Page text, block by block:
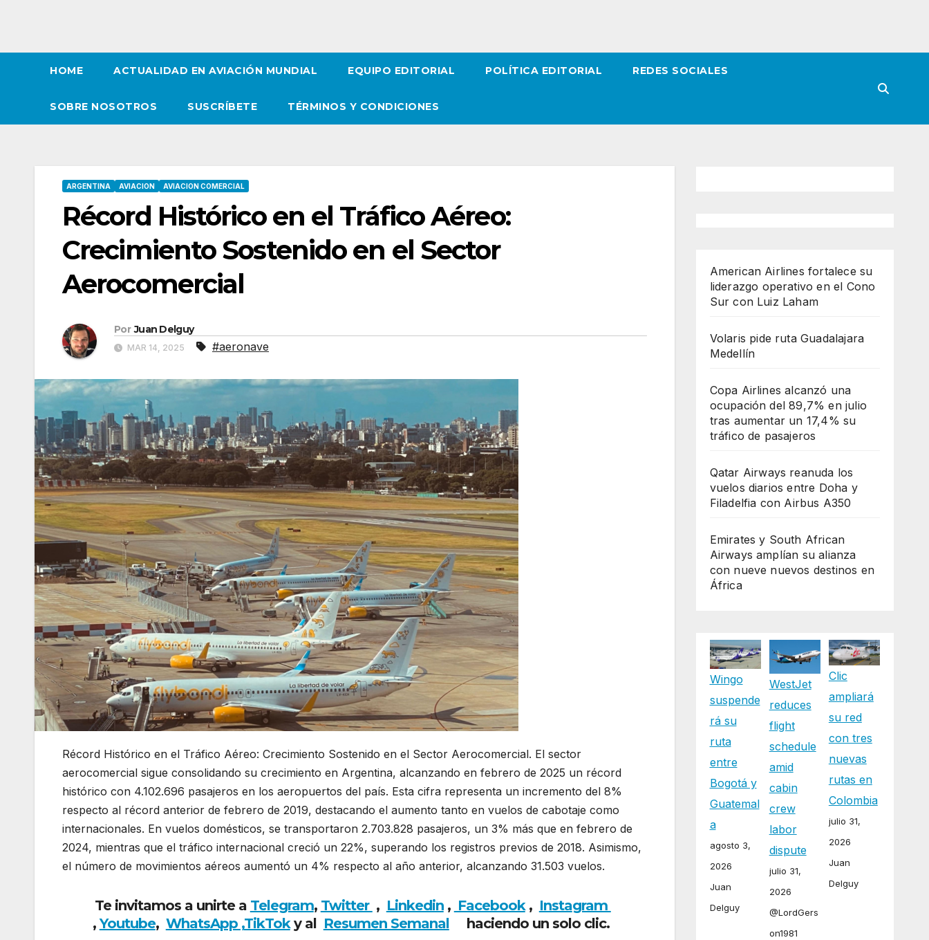
HOME ACTUALIDAD EN AVIACIÓN MUNDIAL EQUIPO EDITORIAL POLÍTICA EDITORIAL REDES SOCIALES
SOBRE NOSOTROS SUSCRÍBETE TÉRMINOS Y CONDICIONES
ARGENTINA AVIACION AVIACION COMERCIAL
Récord Histórico en el Tráfico Aéreo:
Crecimiento Sostenido en el Sector
Aerocomercial
Por Juan Delguy
MAR 14, 2025 #aeronave
Récord Histórico en el Tráfico Aéreo: Crecimiento Sostenido en el Sector Aerocomercial. El sector
aerocomercial sigue consolidando su crecimiento en Argentina, alcanzando en febrero de 2025 un récord
histórico con 4.102.696 pasajeros en los aeropuertos del país. Esta cifra representa un incremento del 8%
respecto al récord anterior de febrero de 2019, destacando el aumento tanto en vuelos de cabotaje como
internacionales. En vuelos domésticos, se transportaron 2.703.828 pasajeros, un 3% más que en febrero de
2024, mientras que el tráfico internacional creció un 22%, superando los registros previos de 2018. Asimismo,
el número de movimientos aéreos aumentó un 4% respecto al año anterior, alcanzando 31.503 vuelos.
Te invitamos a unirte a Telegram, Twitter , Linkedin, Facebook, Instagram
,Youtube, WhatsApp ,TikToky al Resumen Semanalhaciendo un solo clic.
American Airlines fortalece su
liderazgo operativo en el Cono
Sur con Luiz Laham
Volaris pide ruta Guadalajara
Medellín
Copa Airlines alcanzó una
ocupación del 89,7% en julio
tras aumentar un 17,4% su
tráfico de pasajeros
Qatar Airways reanuda los
vuelos diarios entre Doha y
Filadelfia con Airbus A350
Emirates y South African
Airways amplían su alianza
con nueve nuevos destinos en
África
Wingo
suspende
rá su
ruta
entre
Bogotá y
Guatemal
a
agosto 3,
2026
Juan
Delguy
WestJet
reduces
flight
schedule
amid
cabin
crew
labor
dispute
julio 31,
2026
@LordGers
on1981
Clic
ampliará
su red
con tres
nuevas
rutas en
Colombia
julio 31,
2026
Juan
Delguy